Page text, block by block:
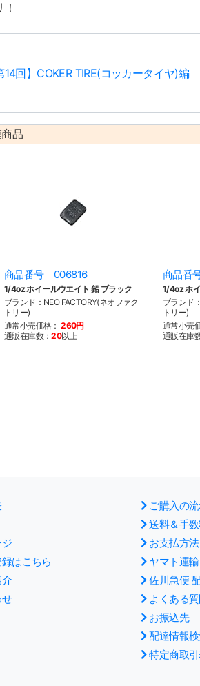
回】COKER TIRE(コッカータイヤ)編
品
商品番号 006816
1/4oz ホイールウエイト 鉛 ブラック
ブランド：NEO FACTORY(ネオファク
トリー)
通常小売価格： 260円
通販在庫数：20以上
商品番
1/4oz ホ
ブランド
トリー)
通常小売
通販在庫
はこちら
ご購入の
送料＆手
お支払方法
ヤマト運
佐川急便
よくある
お振込先
配達情報
特定商取